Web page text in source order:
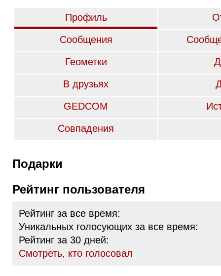
Профиль
Сообщения
Геометки
В друзьях
GEDCOM
Совпадения
Подарки
Рейтинг пользователя
Рейтинг за все время:
Уникальных голосующих за все время:
Рейтинг за 30 дней:
Cмотреть, кто голосовал